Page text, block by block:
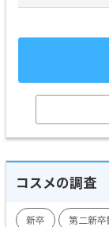
コスメの調査
新卒 第二新卒